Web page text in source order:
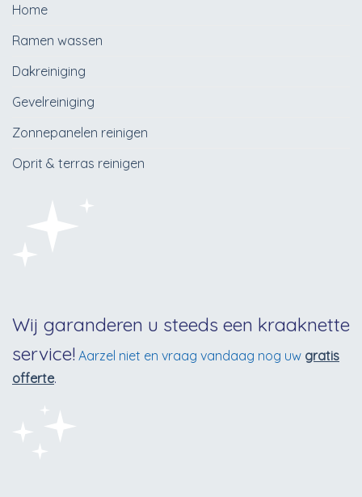
Home
Ramen wassen
Dakreiniging
Gevelreiniging
Zonnepanelen reinigen
Oprit & terras reinigen
Wij garanderen u steeds een kraaknette
service! Aarzel niet en vraag vandaag nog uw gratis
offerte.